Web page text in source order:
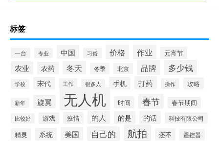
标签
一台 专业 中国 习俗 价格 作业 元宵节
农业 农药 冬天 冬季 北京 品牌 多少钱
学校 宋代 工作 很多人 手机 打药 操作 攻略
新年 旋翼 无人机 时间 春节 春节期间
比较好 游戏 疫情 的人 的是 的话 科技有限公司
精灵 系统 美国 自己的 航拍 还不 遥控器